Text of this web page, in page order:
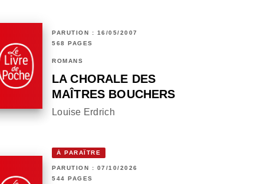
PARUTION : 16/05/2007
568 PAGES
ROMANS
LA CHORALE DES
MAÎTRES BOUCHERS
Louise Erdrich
À PARAÎTRE
PARUTION : 07/10/2026
544 PAGES